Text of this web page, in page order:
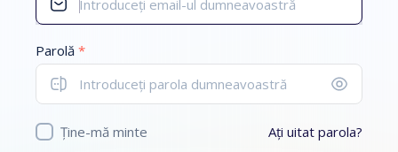
Parolă *
Ține-mă minte Ați uitat parola?